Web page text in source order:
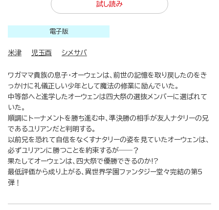
試し読み
電子版
米津 児玉酉 シメサバ
ワガママ貴族の息子・オーウェンは、前世の記憶を取り戻したのをき
っかけに礼儀正しい少年として魔法の修業に励んでいた。
中等部へと進学したオーウェンは四大祭の選抜メンバーに選ばれて
いた。
順調にトーナメントを勝ち進む中、準決勝の相手が友人ナタリーの兄
であるユリアンだと判明する。
以前兄を恐れて自信をなくすナタリーの姿を見ていたオーウェンは、
必ずユリアンに勝つことを約束するが――？
果たしてオーウェンは、四大祭で優勝できるのか!?
最低評価から成り上がる、異世界学園ファンタジー堂々完結の第5
弾！